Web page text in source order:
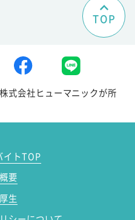
TOP
式会社ヒューマニックが所
イトTOP
要
生